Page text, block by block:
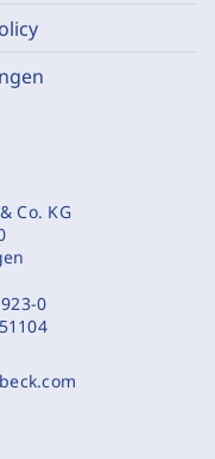
Co. KG
0